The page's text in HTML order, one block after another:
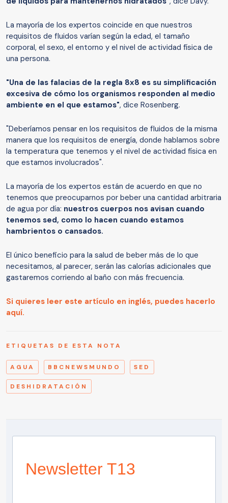
La mayoría de los expertos coincide en que nuestros
requisitos de fluidos varían según la edad, el tamaño
corporal, el sexo, el entorno y el nivel de actividad física de
una persona.
"Una de las falacias de la regla 8x8 es su simplificación
excesiva de cómo los organismos responden al medio
ambiente en el que estamos", dice Rosenberg.
"Deberíamos pensar en los requisitos de fluidos de la misma
manera que los requisitos de energía, donde hablamos sobre
la temperatura que tenemos y el nivel de actividad física en
que estamos involucrados".
La mayoría de los expertos están de acuerdo en que no
tenemos que preocuparnos por beber una cantidad arbitraria
de agua por día: nuestros cuerpos nos avisan cuando
tenemos sed, como lo hacen cuando estamos
hambrientos o cansados.
El único beneficio para la salud de beber más de lo que
necesitamos, al parecer, serán las calorías adicionales que
gastaremos corriendo al baño con más frecuencia.
Si quieres leer este artículo en inglés, puedes hacerlo
aquí.
ETIQUETAS DE ESTA NOTA
AGUA BBCNEWSMUNDO SED
DESHIDRATACIÓN
Newsletter T13